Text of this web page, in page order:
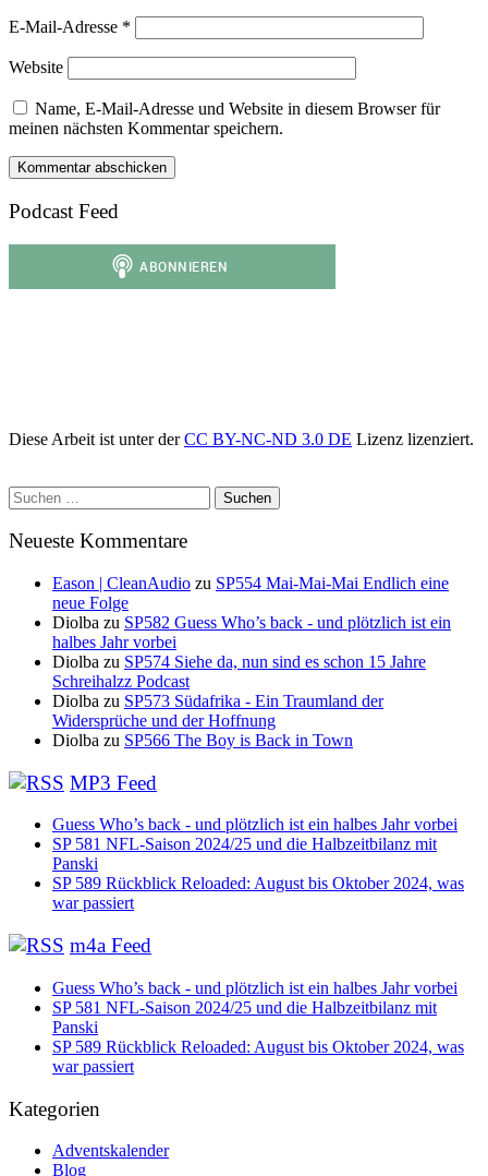
E-Mail-Adresse *
Website
Name, E-Mail-Adresse und Website in diesem Browser für
meinen nächsten Kommentar speichern.
Podcast Feed
Diese Arbeit ist unter derCC BY-NC-ND 3.0 DE Lizenz lizenziert.
Suchen
nach:
Neueste Kommentare
Eason | CleanAudio zu SP554 Mai-Mai-Mai Endlich eine
neue Folge
Diolba zu SP582 Guess Who’s back - und plötzlich ist ein
halbes Jahr vorbei
Diolba zu SP574 Siehe da, nun sind es schon 15 Jahre
Schreihalzz Podcast
Diolba zu SP573 Südafrika - Ein Traumland der
Widersprüche und der Hoffnung
Diolba zu SP566 The Boy is Back in Town
MP3 Feed
Guess Who’s back - und plötzlich ist ein halbes Jahr vorbei
SP 581 NFL-Saison 2024/25 und die Halbzeitbilanz mit
Panski
SP 589 Rückblick Reloaded: August bis Oktober 2024, was
war passiert
m4a Feed
Guess Who’s back - und plötzlich ist ein halbes Jahr vorbei
SP 581 NFL-Saison 2024/25 und die Halbzeitbilanz mit
Panski
SP 589 Rückblick Reloaded: August bis Oktober 2024, was
war passiert
Kategorien
Adventskalender
Blog